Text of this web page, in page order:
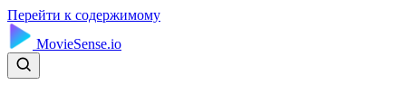
Перейти к содержимому
MovieSense.io